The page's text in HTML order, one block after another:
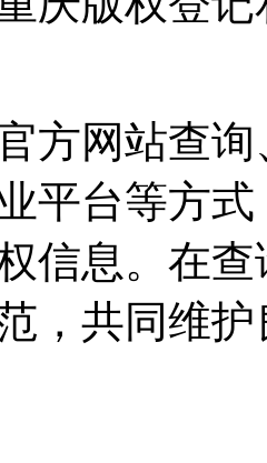
方网站查
平台等方
信息。在
，共同维